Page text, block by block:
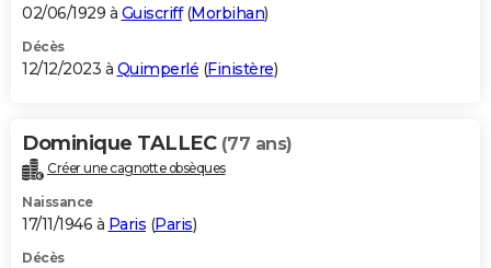
02/06/1929 à Guiscriff(Morbihan)
Décès
12/12/2023 à Quimperlé (Finistère)
Dominique TALLEC (77 ans)
Créer une cagnotte obsèques
Naissance
17/11/1946 à Paris (Paris)
Décès